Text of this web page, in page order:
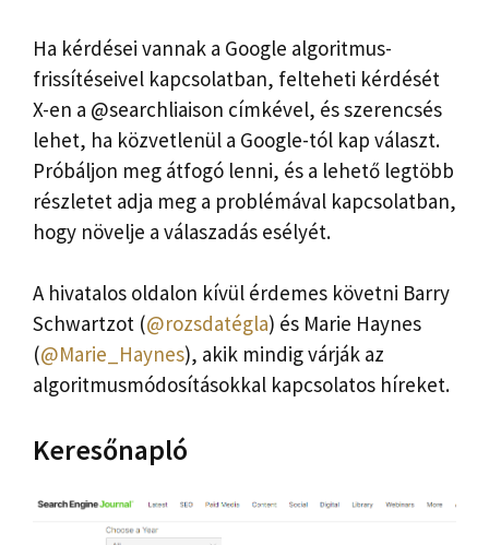
Ha kérdései vannak a Google algoritmus-
frissítéseivel kapcsolatban, felteheti kérdését
X-en a @searchliaison címkével, és szerencsés
lehet, ha közvetlenül a Google-tól kap választ.
Próbáljon meg átfogó lenni, és a lehető legtöbb
részletet adja meg a problémával kapcsolatban,
hogy növelje a válaszadás esélyét.
A hivatalos oldalon kívül érdemes követni Barry
Schwartzot (@rozsdatégla) és Marie Haynes
(@Marie_Haynes), akik mindig várják az
algoritmusmódosításokkal kapcsolatos híreket.
Keresőnapló